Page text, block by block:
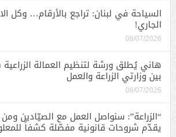
السياحة في لبنان: تراجع بالأرقام… وكل
الجاري!
08/07/2026
هاني يُطلق ورشة لتنظيم العمالة
بين وزارتي الزراعة والعمل
08/07/2026
“الزراعة”: سنواصل العمل مع الصيّادين
يقدّم شروحات قانونية مفصّلة كشفاً